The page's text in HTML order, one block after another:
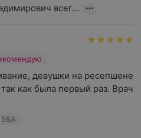
всег...
девушки на ресепшене
как была первый раз. Врач